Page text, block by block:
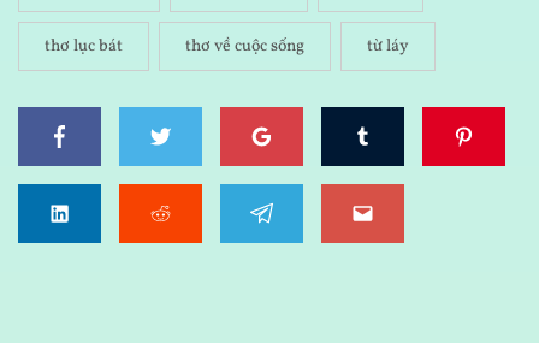
thơ lục bát thơ về cuộc sống từ láy